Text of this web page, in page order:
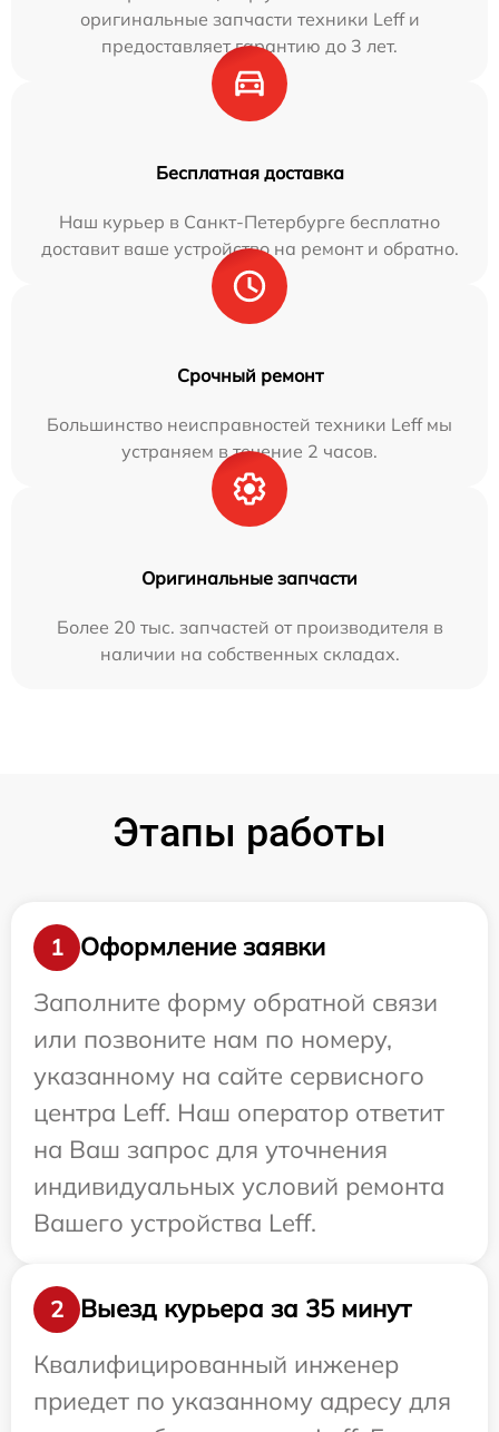
оригинальные запчасти техники Leff и
предоставляет гарантию до 3 лет.
Бесплатная доставка
Наш курьер в Санкт-Петербурге бесплатно
доставит ваше устройство на ремонт и обратно.
Срочный ремонт
Большинство неисправностей техники Leff мы
устраняем в течение 2 часов.
Оригинальные запчасти
Более 20 тыс. запчастей от производителя в
наличии на собственных складах.
Этапы работы
1
Оформление заявки
Заполните форму обратной связи
или позвоните нам по номеру,
указанному на сайте сервисного
центра Leff. Наш оператор ответит
на Ваш запрос для уточнения
индивидуальных условий ремонта
Вашего устройства Leff.
2
Выезд курьера за 35 минут
Квалифицированный инженер
приедет по указанному адресу для